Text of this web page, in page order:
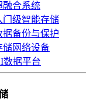
融合系统
门级智能存储
据备份与保护
储网络设备
数据平台